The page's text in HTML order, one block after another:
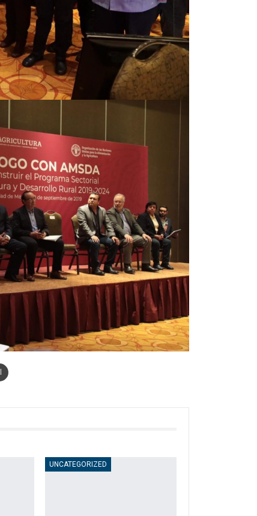
UNCATEGORIZED